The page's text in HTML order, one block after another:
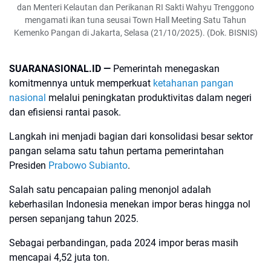
dan Menteri Kelautan dan Perikanan RI Sakti Wahyu Trenggono
mengamati ikan tuna seusai Town Hall Meeting Satu Tahun
Kemenko Pangan di Jakarta, Selasa (21/10/2025). (Dok. BISNIS)
SUARANASIONAL.ID — Pemerintah menegaskan
komitmennya untuk memperkuat ketahanan pangan
nasional melalui peningkatan produktivitas dalam negeri
dan efisiensi rantai pasok.
Langkah ini menjadi bagian dari konsolidasi besar sektor
pangan selama satu tahun pertama pemerintahan
Presiden Prabowo Subianto.
Salah satu pencapaian paling menonjol adalah
keberhasilan Indonesia menekan impor beras hingga nol
persen sepanjang tahun 2025.
Sebagai perbandingan, pada 2024 impor beras masih
mencapai 4,52 juta ton.